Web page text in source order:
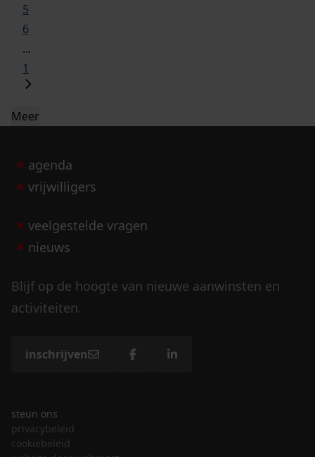
5
6
...
1
Meer
agenda
vrijwilligers
veelgestelde vragen
nieuws
Blijf op de hoogte van nieuwe aanwinsten en
activiteiten.
inschrijven
steun ons
privacybeleid
cookiebeleid